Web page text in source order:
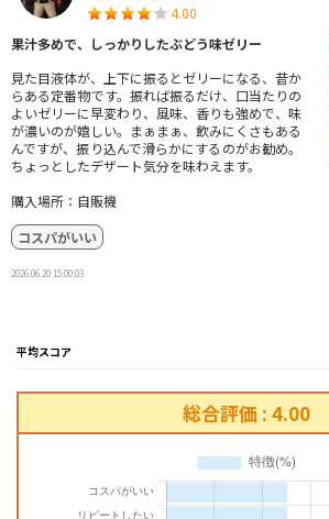
4.00
果汁多めで、しっかりしたぶどう味ゼリー
見た目液体が、上下に振るとゼリーになる、昔か
らある定番物です。振れば振るだけ、口当たりの
よいゼリーに早変わり、風味、香りも強めで、味
が濃いのが嬉しい。まぁまぁ、飲みにくさもある
んですが、振り込んで滑らかにするのがお勧め。
ちょっとしたデザート気分を味わえます。
購入場所：自販機
コスパがいい
2026.06.20 15:00:03
平均スコア
総合評価 : 4.00